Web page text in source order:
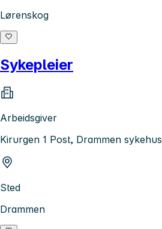
Lørenskog
Sykepleier
Arbeidsgiver
Kirurgen 1 Post, Drammen sykehus
Sted
Drammen